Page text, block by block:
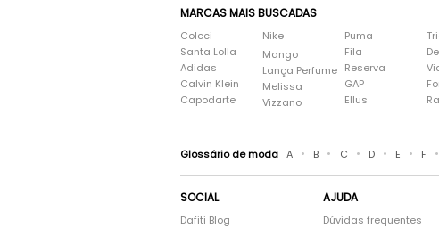
MARCAS MAIS BUSCADAS
Colcci
Santa Lolla
Adidas
Calvin Klein
Capodarte
Nike
Mango
Lança Perfume
Melissa
Vizzano
Puma
Fila
Reserva
GAP
Ellus
Glossário de moda A • B • C • D • E • F •
SOCIAL
Dafiti Blog
AJUDA
Dúvidas frequentes